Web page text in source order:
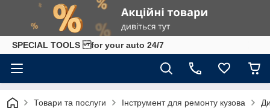
SPECIAL TOOLS for your auto 24/7
Товари та послуги Інструмент для ремонту кузова